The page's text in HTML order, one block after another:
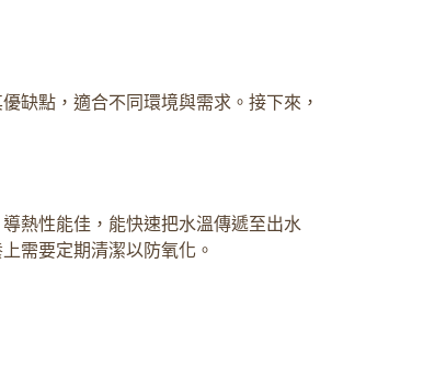
缺點，適合不同環境與需求。接下來，
熱性能佳，能快速把水溫傳遞至出水
需要定期清潔以防氧化。